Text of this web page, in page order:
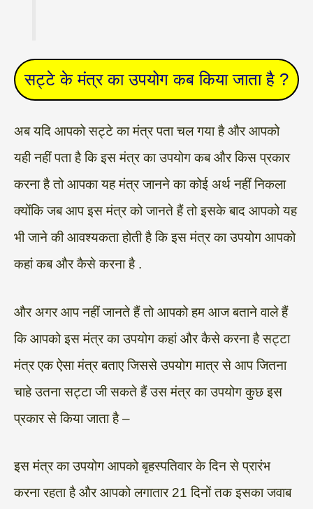
सट्टे के मंत्र का उपयोग कब किया जाता है ?
अब यदि आपको सट्टे का मंत्र पता चल गया है और आपको
यही नहीं पता है कि इस मंत्र का उपयोग कब और किस प्रकार
करना है तो आपका यह मंत्र जानने का कोई अर्थ नहीं निकला
क्योंकि जब आप इस मंत्र को जानते हैं तो इसके बाद आपको यह
भी जाने की आवश्यकता होती है कि इस मंत्र का उपयोग आपको
कहां कब और कैसे करना है .
और अगर आप नहीं जानते हैं तो आपको हम आज बताने वाले हैं
कि आपको इस मंत्र का उपयोग कहां और कैसे करना है सट्टा
मंत्र एक ऐसा मंत्र बताए जिससे उपयोग मात्र से आप जितना
चाहे उतना सट्टा जी सकते हैं उस मंत्र का उपयोग कुछ इस
प्रकार से किया जाता है –
इस मंत्र का उपयोग आपको बृहस्पतिवार के दिन से प्रारंभ
करना रहता है और आपको लगातार 21 दिनों तक इसका जवाब